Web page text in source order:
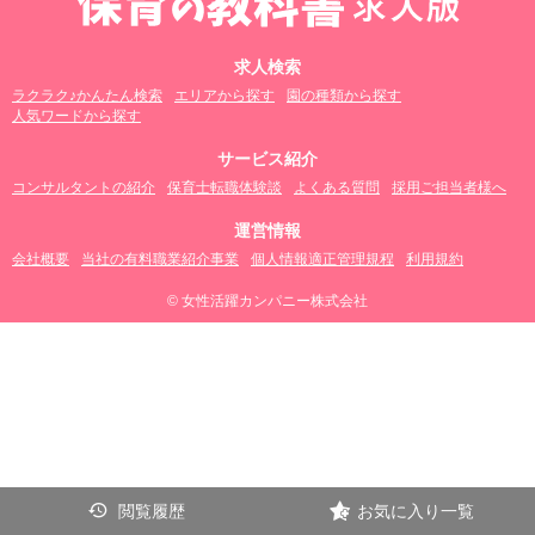
求人検索
ラクラク♪かんたん検索 エリアから探す
園の種類から探す
人気ワードから探す
サービス紹介
コンサルタントの紹介 保育士転職体験談 よくある質問 採用ご担当者様へ
運営情報
会社概要 当社の有料職業紹介事業 個人情報適正管理規程 利用規約
© 女性活躍カンパニー株式会社
閲覧履歴 お気に入り一覧